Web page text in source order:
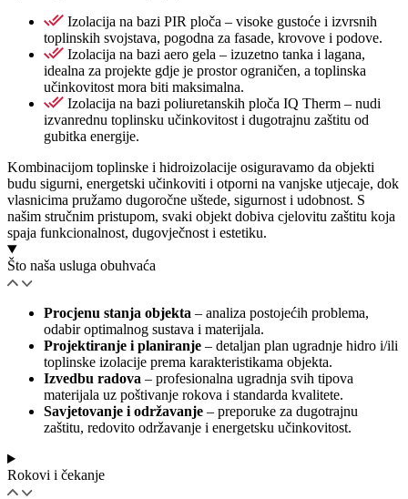
Izolacija na bazi PIR ploča – visoke gustoće i izvrsnih
toplinskih svojstava, pogodna za fasade, krovove i podove.
Izolacija na bazi aero gela – izuzetno tanka i lagana,
idealna za projekte gdje je prostor ograničen, a toplinska
učinkovitost mora biti maksimalna.
Izolacija na bazi poliuretanskih ploča IQ Therm – nudi
izvanrednu toplinsku učinkovitost i dugotrajnu zaštitu od
gubitka energije.
Kombinacijom toplinske i hidroizolacije osiguravamo da objekti
budu sigurni, energetski učinkoviti i otporni na vanjske utjecaje, dok
vlasnicima pružamo dugoročne uštede, sigurnost i udobnost. S
našim stručnim pristupom, svaki objekt dobiva cjelovitu zaštitu koja
spaja funkcionalnost, dugovječnost i estetiku.
Što naša usluga obuhvaća
Procjenu stanja objekta – analiza postojećih problema,
odabir optimalnog sustava i materijala.
Projektiranje i planiranje – detaljan plan ugradnje hidro i/ili
toplinske izolacije prema karakteristikama objekta.
Izvedbu radova – profesionalna ugradnja svih tipova
materijala uz poštivanje rokova i standarda kvalitete.
Savjetovanje i održavanje – preporuke za dugotrajnu
zaštitu, redovito održavanje i energetsku učinkovitost.
Rokovi i čekanje